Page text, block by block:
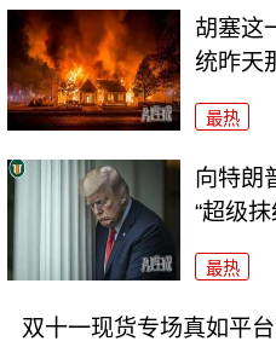
胡塞这
统昨天
最热
向特朗
“超级
最热
双十一现货专场真如平